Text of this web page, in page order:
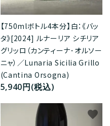
【750mlボトル4本分】白：《バッ
タ》[2024] ルナーリア シチリア
グリッロ（カンティーナ･オルソー
ニャ）／Lunaria Sicilia Grillo
(Cantina Orsogna)
5,940円(税込)
favorite